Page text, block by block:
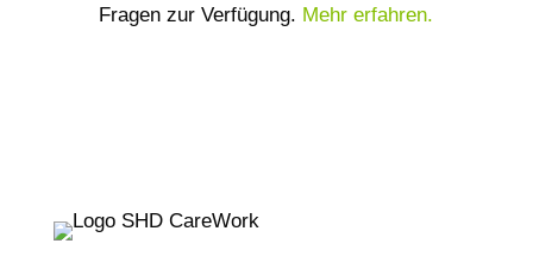
Fragen zur Verfügung. Mehr erfahren.